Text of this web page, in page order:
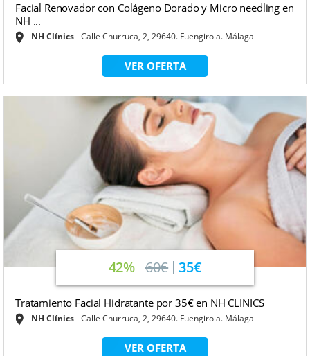
Facial Renovador con Colágeno Dorado y Micro needling en
NH ...
NH Clínics Calle Churruca, 2, 29640. Fuengirola. Málaga
VER OFERTA
42% 60€ 35€
Tratamiento Facial Hidratante por 35€ en NH CLINICS
NH Clínics Calle Churruca, 2, 29640. Fuengirola. Málaga
VER OFERTA